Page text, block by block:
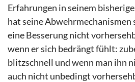
Erfahrungen in seinem
hat seine Abwehrmechanismen
eine Besserung nicht
wenn er sich bedrängt fühlt:
blitzschnell und wenn man ihn
auch nicht unbedingt